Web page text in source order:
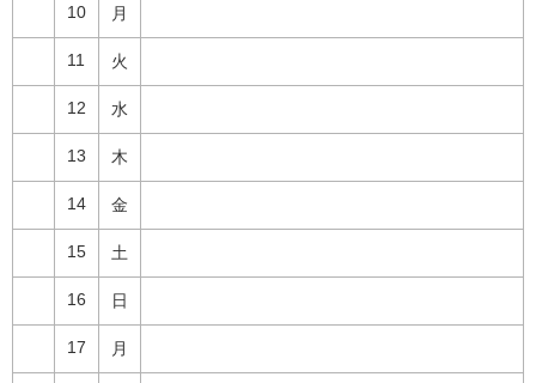
10 月
11 火
12 水
13 木
14 金
15 土
16 日
17 月